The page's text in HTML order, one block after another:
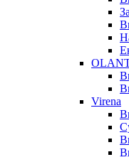
Virena